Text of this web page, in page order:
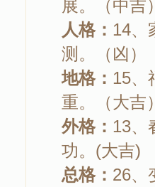
展。（中吉
人格： 14、
测。（凶）
地格： 15、
重。（大吉
外格： 13、
功。(大吉)
总格： 26、